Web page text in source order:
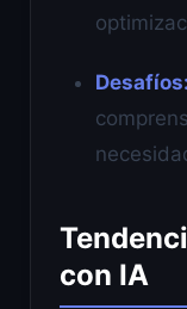
Desafíos:
con IA